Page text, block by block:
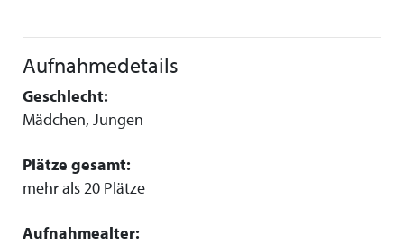
Aufnahmedetails
Geschlecht:
Mädchen, Jungen
Plätze gesamt:
mehr als 20 Plätze
Aufnahmealter: